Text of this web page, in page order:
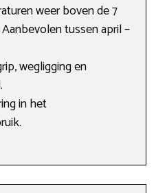
weer boven de 7
tussen april –
wegligging en
in het